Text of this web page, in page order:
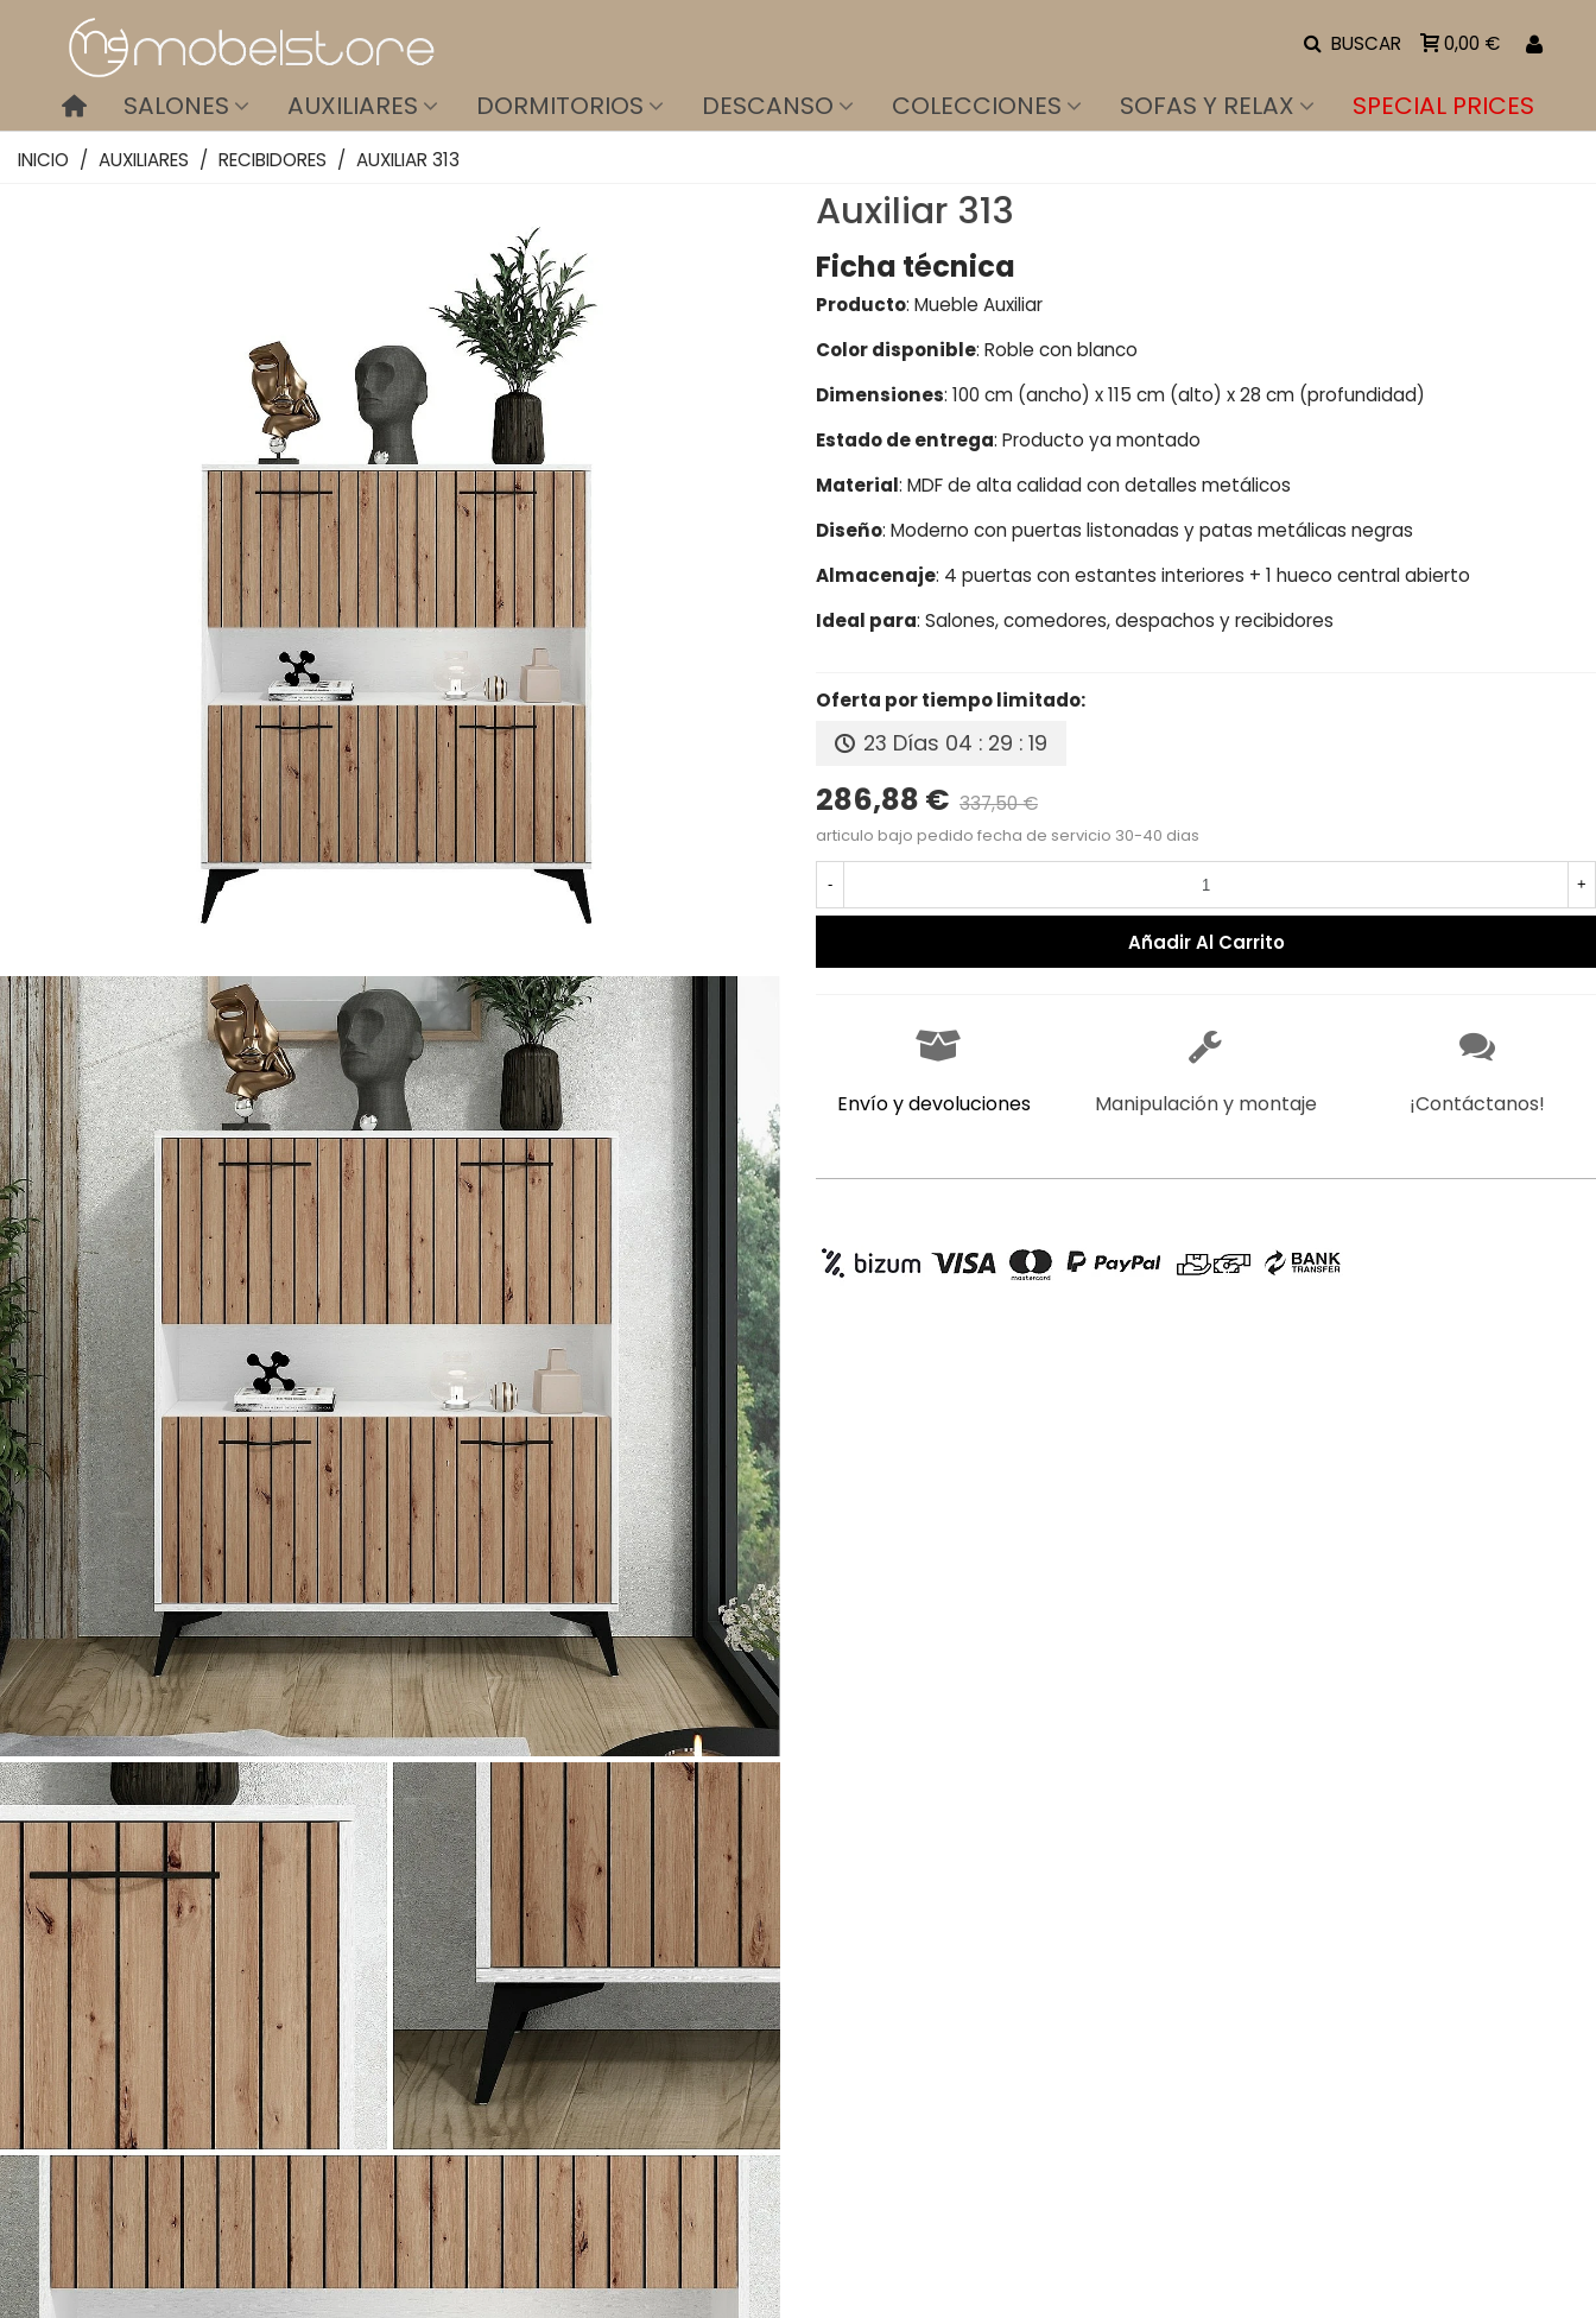
BUSCAR 0,00 €
SALONES AUXILIARES DORMITORIOS DESCANSO COLECCIONES SOFAS Y RELAX SPECIAL PRICES
INICIO / AUXILIARES / RECIBIDORES / AUXILIAR 313
Auxiliar 313
Ficha técnica
Producto: Mueble Auxiliar
Color disponible: Roble con blanco
Dimensiones: 100 cm (ancho) x 115 cm (alto) x 28 cm (profundidad)
Estado de entrega: Producto ya montado
Material: MDF de alta calidad con detalles metálicos
Diseño: Moderno con puertas listonadas y patas metálicas negras
Almacenaje: 4 puertas con estantes interiores + 1 hueco central abierto
Ideal para: Salones, comedores, despachos y recibidores
Oferta por tiempo limitado:
23 Días 04 : 29 : 18
286,88 € 337,50 €
articulo bajo pedido fecha de servicio 30-40 dias
- +
Añadir Al Carrito
Envío y devoluciones Manipulación y montaje ¡Contáctanos!